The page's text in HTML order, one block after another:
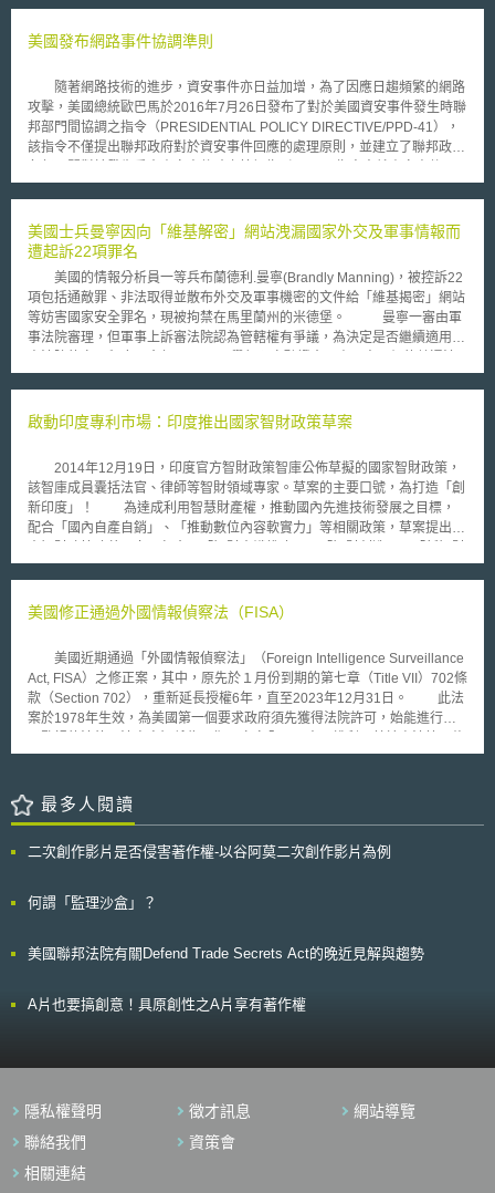
美國發布網路事件協調準則
隨著網路技術的進步，資安事件亦日益加增，為了因應日趨頻繁的網路
攻擊，美國總統歐巴馬於2016年7月26日發布了對於美國資安事件發生時聯
邦部門間協調之指令（PRESIDENTIAL POLICY DIRECTIVE/PPD-41），
該指令不僅提出聯邦政府對於資安事件回應的處理原則，並建立了聯邦政府
重大資安事件進行了定義：資安事件包含資訊系統漏洞、系統安全程序、內
外交關係、美國經濟、人民信心、民眾自由或大眾健康與安全發生明顯危害
的有關攻擊。 此外，就遭遇資安事件時，列舉出下列幾點作為聯邦政府因
應資安事件時之原則：（A）責任分擔；（B）基於風險的回應；（C）尊重
受影響者；（D）政府力量之聯合；（E）促進重建及恢復。 聯邦政府
機關於因應資安事件時，需同時在威脅、資產及情報支援三方面上做相關之
因應。其中司法部透過轄下聯邦調查局(Federal Bureau of Investigation,
FBI)、國家網路調查聯合行動小組(National Cyber Investigative Joint Task
Security, DHS)則透過轄下的國家網路安全與通訊整合中心(National
資產之部分，而情報支援部分，則由國家情報總監辦公室(Office of the
Intelligence Integration Center)負責相關事宜。如係政府機關本身遭受影
響，則機關應處理該資安事件對其業務運作、客戶及員工之影響。另在遭遇
重大資安事件時，為使聯邦政府能有效率因應，指令指出聯邦政府應就國家
政策、全國業務及機關間為協調。此外，指令中亦指示國土安全部及司法部
應建立當個人或組織遭遇資安事件時得以聯繫相關聯邦機關之管道。
該指令加強了現有政策的執行，並就美國機構組織上於資安事件與現行政策
美國士兵曼寧因向「維基解密」網站洩漏國家外交及軍事情報而
遭起訴22項罪名
美國的情報分析員一等兵布蘭德利.曼寧(Brandly Manning)，被控訴22
項包括通敵罪、非法取得並散布外交及軍事機密的文件給「維基揭密」網站
等妨害國家安全罪名，現被拘禁在馬里蘭州的米德堡。 曼寧一審由軍
事法院審理，但軍事上訴審法院認為管轄權有爭議，為決定是否繼續適用軍
院法官受理。同時，維基解密、憲法人權中心、美聯社等新聞媒體，均要求
得費雪上尉（Captain Chad Fisher）表示，第一憲法修正案沒有絕對的效
可透過「情報自由法」申請。但依「情報自由法」的申請程序非常冗長，而
且美聯社和曼寧的辯護律師大衛.庫姆斯（david Commbs）的申請都已遭拒
絕，律師大衛只能在私人網誌上向關心曼寧案的民眾公布案件進度和內情。
憲法人權中心的律師Shayana Kadidal 表示，不公開卷宗資料，就算
參與了聽證會也無法理解案件的真實面貌，而無法做出準確的報導。但軍事
於衷。軍方和憲法人權中心將在之後會提交聲請，解釋為何他們認為軍事上
敵罪成立，曼寧將會被判終身監禁。
啟動印度專利市場：印度推出國家智財政策草案
2014年12月19日，印度官方智財政策智庫公佈草擬的國家智財政策，
該智庫成員囊括法官、律師等智財領域專家。草案的主要口號，為打造「創
新印度」！ 為達成利用智慧財產權，推動國內先進技術發展之目標，
配合「國內自產自銷」、「推動數位內容軟實力」等相關政策，草案提出8
法令與法制架構」、「智財管理運用」、「國內創新商業化」、「智財執
顯示，印度專利申請案統計中有75％的申請來源為國外，印度智財政策智庫
人員對於商業化與智慧財產權的相關知識；並且，對於促進智財權創造以及
技術商業化，草案亦提出研發補助、租稅減免方案，期能增進國內智財創新
動能；最後，因應增加國內專利申請數量與品質之目標，提昇國內專利審查
能耐，即為必要配合之政策。 我國2013年推出智財戰略綱領至今，已
進入第3年，面對國際上瞬息萬變的市場與法制環境，新興市場如印度最新
美國修正通過外國情報偵察法（FISA）
美國近期通過「外國情報偵察法」（Foreign Intelligence Surveillance
Act, FISA）之修正案，其中，原先於１月份到期的第七章（Title VII）702條
款（Section 702），重新延長授權6年，直至2023年12月31日。 此法
案於1978年生效，為美國第一個要求政府須先獲得法院許可，始能進行電
正案對人民的保障，使身處美國領土內的人民免於被恣意監視，國家在通常
Court, FISC）搜索票（warrant）才可對人民進行搜查。 本次法案修正
通過後，使聯邦調查局能夠持續使用情報數據資料庫，以獲取有關美國人的
criminal investigation）如要索取與國家安全無關的內容，必須事先經FISC
2008年增訂第七章702條款為FISA的正式條款，原本在今年1月到期，法案
人，涉及外國情報資訊才可被列為本條進行監視的目標。允許情報部門，在
國際恐怖分子，武器散布者以及其他位於美國境外的重要外國情報。
話、其他私人信息等），當這些被監聽的國外用戶之通訊對象係涉及美國人
時亦同；意即，若美國人曾接觸被鎖定的國外對象，也會被納入調查並取得
此法案，加入隱私保護條款，但最終並未獲多數同意。
最多人閱讀
二次創作影片是否侵害著作權-以谷阿莫二次創作影片為例
何謂「監理沙盒」？
美國聯邦法院有關Defend Trade Secrets Act的晚近見解與趨勢
A片也要搞創意！具原創性之A片享有著作權
隱私權聲明 徵才訊息
網站導覽
聯絡我們
資策會
相關連結